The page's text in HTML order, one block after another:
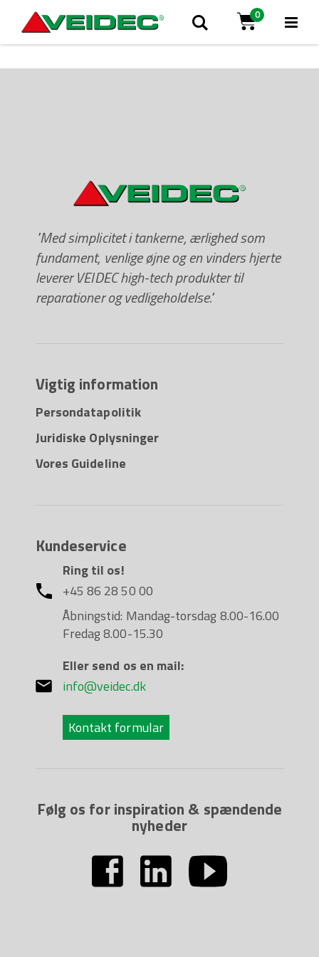
Cart
0
"Med simplicitet i tankerne, ærlighed som
fundament, venlige øjne og en vinders hjerte
leverer VEIDEC high-tech produkter til
reparationer og vedligeholdelse."
Vigtig information
Persondatapolitik
Juridiske Oplysninger
Vores Guideline
Kundeservice
Ring til os!
+45 86 28 50 00
Åbningstid: Mandag-torsdag 8.00-16.00
Fredag 8.00-15.30
Eller send os en mail:
info@veidec.dk
Kontakt formular
Følg os for inspiration & spændende
nyheder